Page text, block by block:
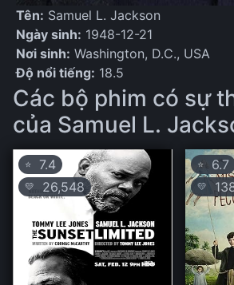
Tên: Samuel L. Jackson
Ngày sinh: 1948-12-21
Nơi sinh: Washington, D.C., USA
Độ nổi tiếng: 18.5
Các bộ phim có sự
của Samuel L.
⭐ 7.4
💛 26,548
⭐ 6.7
💛